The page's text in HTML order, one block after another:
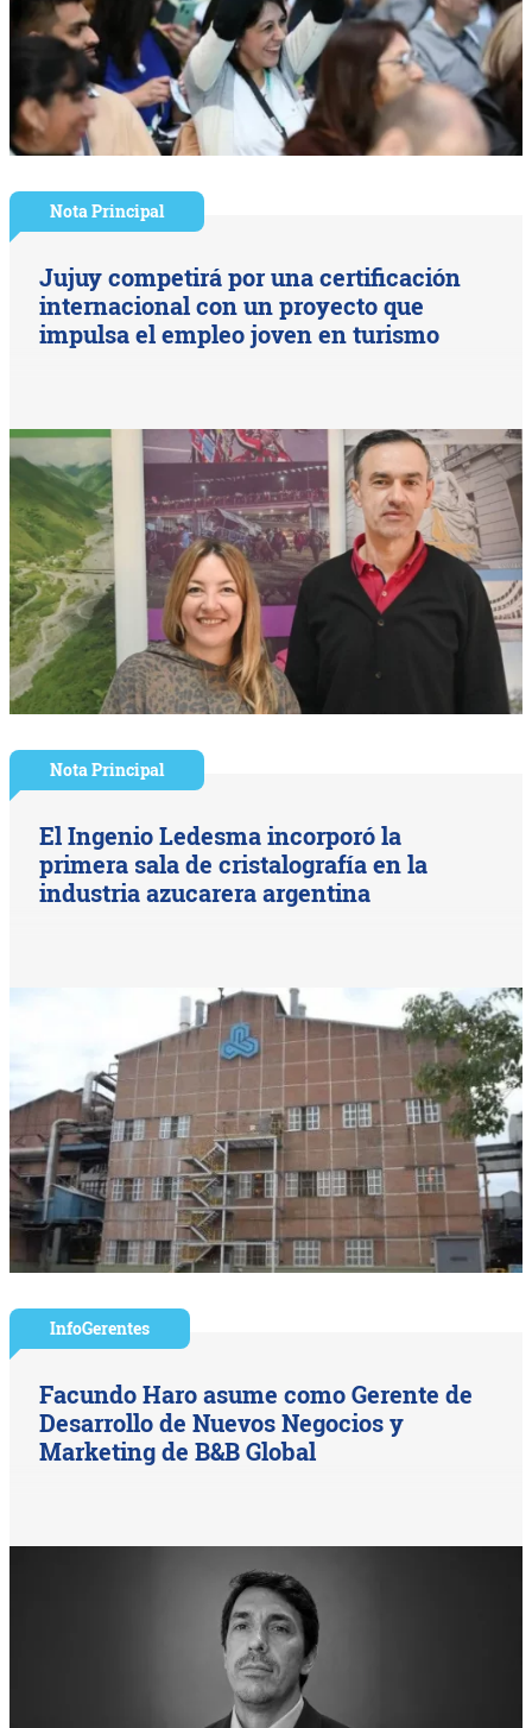
Nota Principal
Jujuy competirá por una certificación
internacional con un proyecto que
impulsa el empleo joven en turismo
Nota Principal
El Ingenio Ledesma incorporó la
primera sala de cristalografía en la
industria azucarera argentina
InfoGerentes
Facundo Haro asume como Gerente de
Desarrollo de Nuevos Negocios y
Marketing de B&B Global